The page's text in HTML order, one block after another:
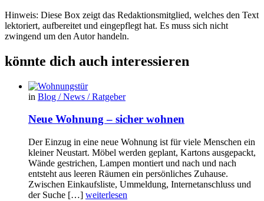
Hinweis: Diese Box zeigt das Redaktionsmitglied, welches den Text
lektoriert, aufbereitet und eingepflegt hat. Es muss sich nicht
zwingend um den Autor handeln.
könnte dich auch interessieren
in Blog / News / Ratgeber
Neue Wohnung – sicher wohnen
Der Einzug in eine neue Wohnung ist für viele Menschen ein
kleiner Neustart. Möbel werden geplant, Kartons ausgepackt,
Wände gestrichen, Lampen montiert und nach und nach
entsteht aus leeren Räumen ein persönliches Zuhause.
Zwischen Einkaufsliste, Ummeldung, Internetanschluss und
der Suche […] weiterlesen